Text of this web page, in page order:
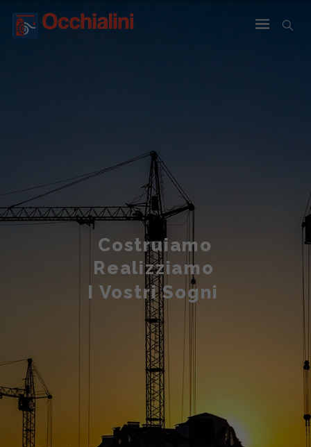
Costruiamo
Realizziamo
I Vostri Sogni